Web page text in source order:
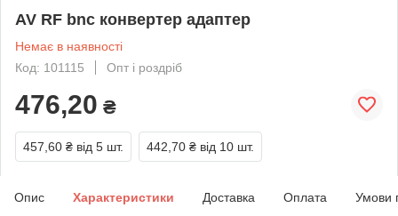
AV RF bnc конвертер адаптер
Немає в наявності
Код: 101115
Опт і роздріб
476,20 ₴
457,60 ₴ від 5 шт. 442,70 ₴ від 10 шт.
Опис Характеристики Доставка Оплата Умови